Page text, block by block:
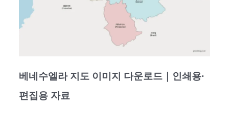
베네수엘라 지도 이미지 다운로드｜인쇄용·
편집용 자료